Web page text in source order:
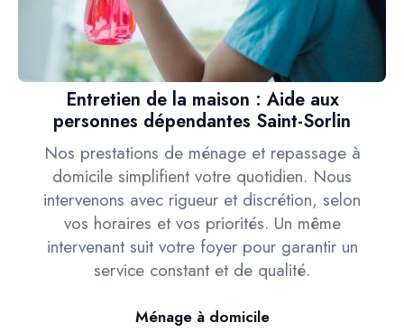
Entretien de la maison : Aide aux
personnes dépendantes Saint-Sorlin
Nos prestations de ménage et repassage à
domicile simplifient votre quotidien. Nous
intervenons avec rigueur et discrétion, selon
vos horaires et vos priorités. Un même
intervenant suit votre foyer pour garantir un
service constant et de qualité.
Ménage à domicile